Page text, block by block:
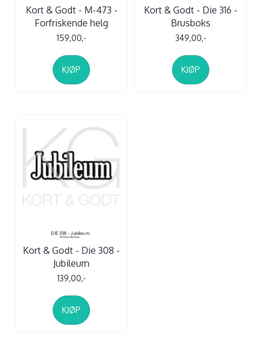
Kort & Godt - M-473 -
Forfriskende helg
159,00,-
KJØP
Kort & Godt - Die 316 -
Brusboks
349,00,-
KJØP
Kort & Godt - Die 308 -
Jubileum
139,00,-
KJØP